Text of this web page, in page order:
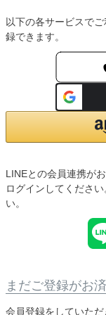
以下の各サービスで
録できます。
LINEとの会員連携が
ログインしてください
い。
まだご登録がお
会員登録をしていた